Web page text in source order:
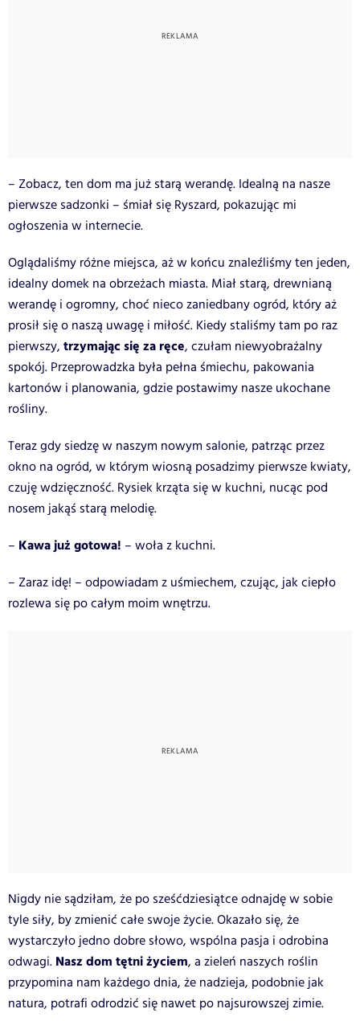
– Zobacz, ten dom ma już starą werandę. Idealną na nasze
pierwsze sadzonki – śmiał się Ryszard, pokazując mi
ogłoszenia w internecie.
Oglądaliśmy różne miejsca, aż w końcu znaleźliśmy ten jeden,
idealny domek na obrzeżach miasta. Miał starą, drewnianą
werandę i ogromny, choć nieco zaniedbany ogród, który aż
prosił się o naszą uwagę i miłość. Kiedy staliśmy tam po raz
pierwszy, trzymając się za ręce, czułam niewyobrażalny
spokój. Przeprowadzka była pełna śmiechu, pakowania
kartonów i planowania, gdzie postawimy nasze ukochane
rośliny.
Teraz gdy siedzę w naszym nowym salonie, patrząc przez
okno na ogród, w którym wiosną posadzimy pierwsze kwiaty,
czuję wdzięczność. Rysiek krząta się w kuchni, nucąc pod
nosem jakąś starą melodię.
– Kawa już gotowa! – woła z kuchni.
– Zaraz idę! – odpowiadam z uśmiechem, czując, jak ciepło
rozlewa się po całym moim wnętrzu.
Nigdy nie sądziłam, że po sześćdziesiątce odnajdę w sobie
tyle siły, by zmienić całe swoje życie. Okazało się, że
wystarczyło jedno dobre słowo, wspólna pasja i odrobina
odwagi. Nasz dom tętni życiem, a zieleń naszych roślin
przypomina nam każdego dnia, że nadzieja, podobnie jak
natura, potrafi odrodzić się nawet po najsurowszej zimie.